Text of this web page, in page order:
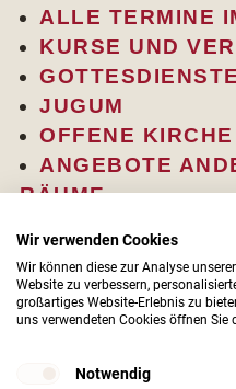
ALLE TERMINE
KURSE UND
GOTTESDIENSTE
JUGUM
OFFENE KIRCHE
ANGEBOTE
RÄUME
KUNST IN DER
LAGE
Wir verwenden Cookies
Wir können diese zur Analyse
Website zu verbessern,
großartiges Website-Erlebnis zu
uns verwendeten Cookies öffnen
Notwendig